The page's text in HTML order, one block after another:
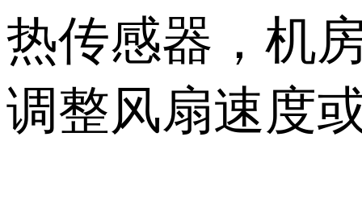
热传感器，机
调整风扇速度